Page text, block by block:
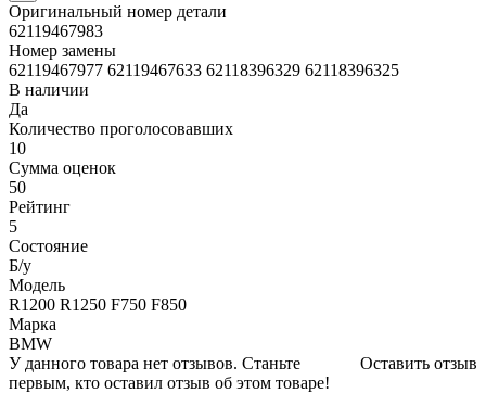
Оригинальный номер детали
62119467983
Номер замены
62119467977 62119467633 62118396329 62118396325
В наличии
Да
Количество проголосовавших
10
Сумма оценок
50
Рейтинг
5
Состояние
Б/y
Модель
R1200 R1250 F750 F850
Марка
BMW
Оставить отзыв
У данного товара нет отзывов. Станьте
первым, кто оставил отзыв об этом товаре!